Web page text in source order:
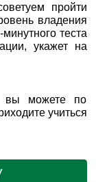
пройти
владения
теста
укажет на
вы можете по
учиться